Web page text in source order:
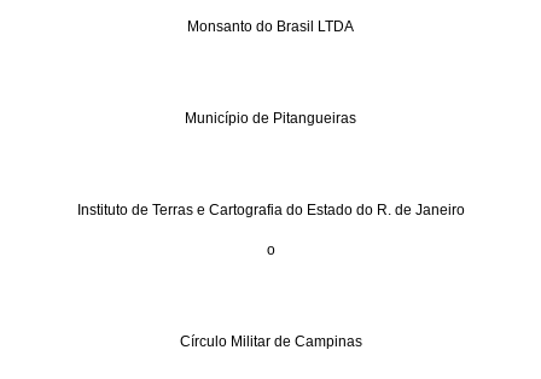
Monsanto do Brasil LTDA
Município de Pitangueiras
Instituto de Terras e Cartografia do Estado do R. de Janeiro
o
Círculo Militar de Campinas